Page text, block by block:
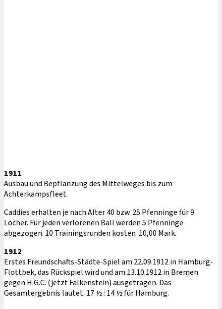
1911
Ausbau und Bepflanzung des Mittelweges bis zum
Achterkampsfleet.
Caddies erhalten je nach Alter 40 bzw. 25 Pfenninge für 9
Löcher. Für jeden verlorenen Ball werden 5 Pfenninge
abgezogen. 10 Trainingsrunden kosten 10,00 Mark.
1912
Erstes Freundschafts-Städte-Spiel am 22.09.1912 in Hamburg-
Flottbek, das Rückspiel wird und am 13.10.1912 in Bremen
gegen H.G.C. (jetzt Falkenstein) ausgetragen. Das
Gesamtergebnis lautet: 17 ½ : 14 ½ für Hamburg.